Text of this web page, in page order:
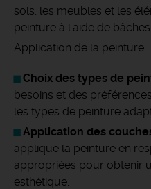
sols, les meubles et les
peinture à l'aide de
Application de la peinture
Choix des types de
besoins et des
les types de peinture
Application des
applique la peinture en
appropriées pour obtenir
esthétique.